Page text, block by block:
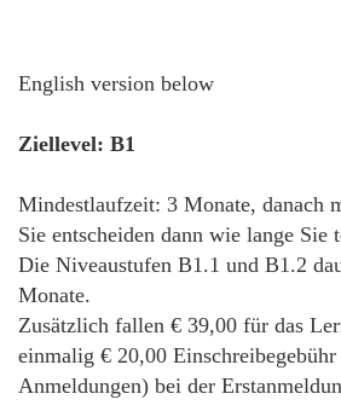
English version below
Ziellevel: B1
Mindestlaufzeit: 3 Monate, danach
Sie entscheiden dann wie lange Sie
Die Niveaustufen B1.1 und B1.2
Monate.
Zusätzlich fallen € 39,00 für das
einmalig € 20,00
Anmeldungen) bei der